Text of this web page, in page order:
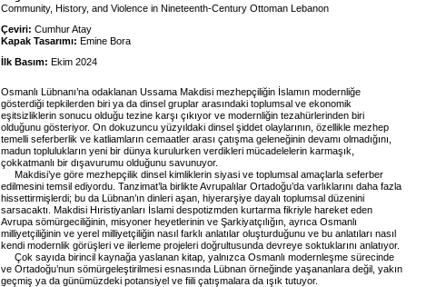
Community, History, and Violence in Nineteenth-Century Ottoman Lebanon
Çeviri: Cumhur Atay
Kapak Tasarımı: Emine Bora
İlk Basım: Ekim 2024
Osmanlı Lübnanı’na odaklanan Ussama Makdisi mezhepçiliğin İslamın modernliğe
gösterdiği tepkilerden biri ya da dinsel gruplar arasındaki toplumsal ve ekonomik
eşitsizliklerin sonucu olduğu tezine karşı çıkıyor ve modernliğin tezahürlerinden biri
olduğunu gösteriyor. On dokuzuncu yüzyıldaki dinsel şiddet olaylarının, özellikle mezhep
temelli seferberlik ve katliamların cemaatler arası çatışma geleneğinin devamı olmadığını,
madun toplulukların yeni bir dünya kurulurken verdikleri mücadelelerin karmaşık,
çokkatmanlı bir dışavurumu olduğunu savunuyor.
Makdisi’ye göre mezhepçilik dinsel kimliklerin siyasi ve toplumsal amaçlarla seferber
edilmesini temsil ediyordu. Tanzimat’la birlikte Avrupalılar Ortadoğu’da varlıklarını daha fazla
hissettirmişlerdi; bu da Lübnan’ın dinleri aşan, hiyerarşiye dayalı toplumsal düzenini
sarsacaktı. Makdisi Hıristiyanları İslami despotizmden kurtarma fikriyle hareket eden
Avrupa sömürgeciliğinin, misyoner heyetlerinin ve Şarkiyatçılığın, ayrıca Osmanlı
milliyetçiliğinin ve yerel milliyetçiliğin nasıl farklı anlatılar oluşturduğunu ve bu anlatıları nasıl
kendi modernlik görüşleri ve ilerleme projeleri doğrultusunda devreye soktuklarını anlatıyor.
Çok sayıda birincil kaynağa yaslanan kitap, yalnızca Osmanlı modernleşme sürecinde
ve Ortadoğu’nun sömürgeleştirilmesi esnasında Lübnan örneğinde yaşananlara değil, yakın
geçmiş ya da günümüzdeki potansiyel ve fiili çatışmalara da ışık tutuyor.